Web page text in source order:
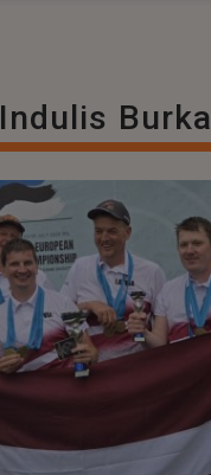
Indulis Burka